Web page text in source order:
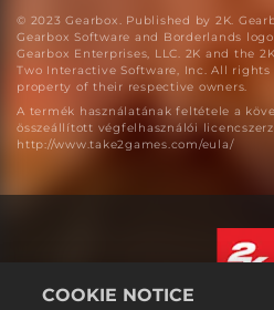
© 2023 Gearbox. Published by 2K.
Gearbox Software and Borderlands
Gearbox Enterprises, LLC. 2K and the
Two Interactive Software, Inc. All
property of their respective owners.
A termék használatának feltétele a
összeállított végfelhasználói
http://www.take2games.com/eula/
COOKIE NOTICE